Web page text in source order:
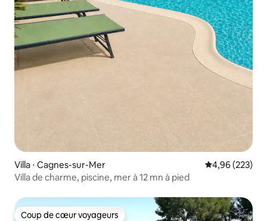
Villa ⋅ Cagnes-sur-Mer Évaluation
4,96 (223)
Villa de charme, piscine, mer à 12 mn à pied
Coup de cœur voyageurs